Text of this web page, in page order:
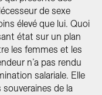
de sexe
élevé que lui. Quoi
état sur un plan
les femmes et les
n’a pas rendu
salariale. Elle
de la